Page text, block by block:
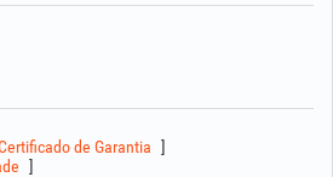
a cuba para alimentação, descarga,
como de rodas para facilitar o transporte.
assegura uma tração ótima e minimiza as
contribuindo para uma experiência de
disso, estas betoneiras estão protegidas
com grau de proteção IP44.
de Garantia